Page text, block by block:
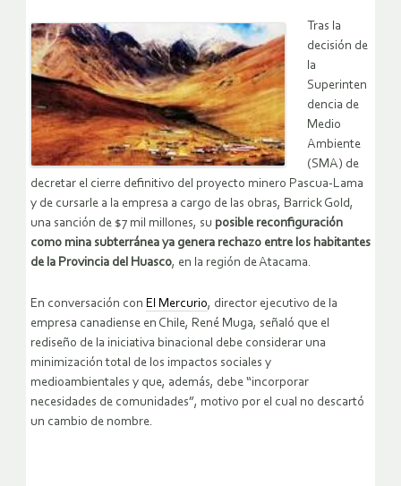
Tras la
decisión de
la
Superinten
dencia de
Medio
Ambiente
(SMA) de
decretar el cierre definitivo del proyecto minero Pascua-Lama
y de cursarle a la empresa a cargo de las obras, Barrick Gold,
una sanción de $7 mil millones, su posible reconfiguración
como mina subterránea ya genera rechazo entre los habitantes
de la Provincia del Huasco, en la región de Atacama.
En conversación con El Mercurio, director ejecutivo de la
empresa canadiense en Chile, René Muga, señaló que el
rediseño de la iniciativa binacional debe considerar una
minimización total de los impactos sociales y
medioambientales y que, además, debe “incorporar
necesidades de comunidades”, motivo por el cual no descartó
un cambio de nombre.